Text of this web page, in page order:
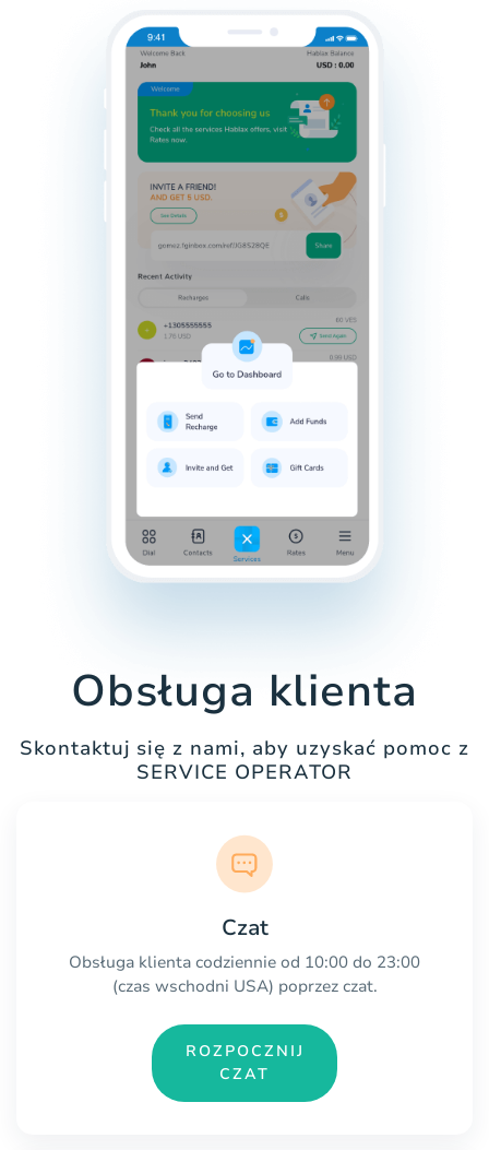
Obsługa klienta
Skontaktuj się z nami, aby uzyskać pomoc z
SERVICE OPERATOR
Czat
Obsługa klienta codziennie od 10:00 do 23:00
(czas wschodni USA) poprzez czat.
ROZPOCZNIJ
CZAT